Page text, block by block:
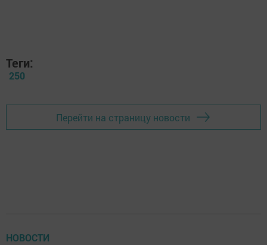
Теги:
250
Перейти на страницу новости
НОВОСТИ